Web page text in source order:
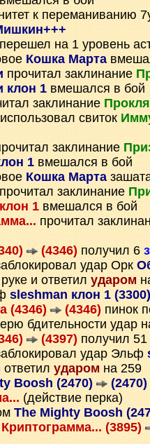
к переманиванию
перешел на 1 уровень
Кошка Марта
прочитал заклинание
клон 1 вмешался в бой
заклинание
использовал свиток
заклинание
1 вмешался в бой
Кошка Марта
прочитал заклинание
1 вмешался в бой
прочитал
(4346) получил 6
удар Орк
и ответил ударом
sleshman клон 1
(4346) (4346) пинок
бдительности удар
(4397) получил 51
удар Эльф
ударом на 259
Boosh (2470) (2470)
(действие перка)
The Mighty Boosh
Криптограмма... (3895)